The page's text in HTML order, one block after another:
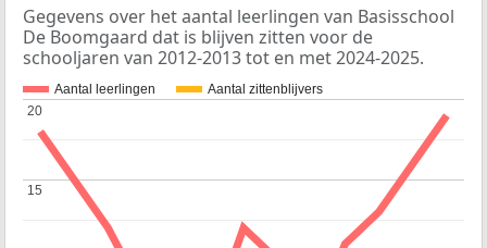
Gegevens over het aantal leerlingen van Basisschool
De Boomgaard dat is blijven zitten voor de
schooljaren van 2012-2013 tot en met 2024-2025.
Aantal leerlingen Aantal zittenblijvers
15
15
20
20